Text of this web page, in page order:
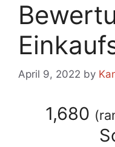
April 9, 2022 by
1,680 (